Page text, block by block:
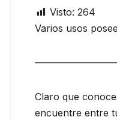
Visto: 264
Varios usos
Claro que
encuentre entre